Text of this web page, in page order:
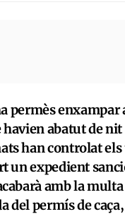
permès enxampar
abatut de nit
han controlat els
un expedient
amb la
del permís de